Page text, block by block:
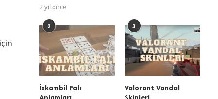
2 yıl önce
2
İskambil Falı
Anlamları
3
Valorant Vandal
Skinleri